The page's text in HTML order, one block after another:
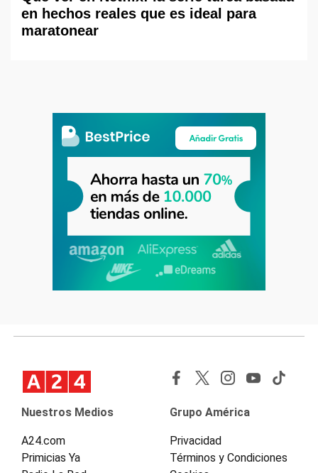
en hechos reales que es ideal para
maratonear
Nuestros Medios
A24.com
Primicias Ya
Grupo América
Privacidad
Términos y Condiciones